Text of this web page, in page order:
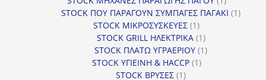
προϊόν
STOCK ΠΟΥ ΠΑΡΑΓΟΥΝ ΣΥΜΠΑΓΕΣ ΠΑΓΑΚΙ 11
STOCK ΜΙΚΡΟΣΥΣΚΕΥΕΣ 11
προϊόν
STOCK GRILL ΗΛΕΚΤΡΙΚΑ 11
προϊόν
STOCK ΠΛΑΤΩ ΥΓΡΑΕΡΙΟΥ 11
STOCK ΥΓΙΕΙΝΗ & HACCP 11
STOCK ΒΡΥΣΕΣ 11